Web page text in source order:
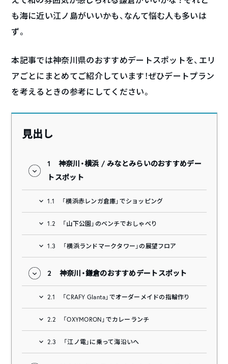
も海に近い江ノ島がいいかも、なんて悩む人も多いは
ず。
本記事では神奈川県のおすすめデートスポットを、エリ
アごとにまとめてご紹介しています！ぜひデートプラン
を考えるときの参考にしてください。
見出し
1
神奈川・横浜 / みなとみらいのおすすめデー
トスポット
1.1 「横浜赤レンガ倉庫」でショッピング
1.2 「山下公園」のベンチでおしゃべり
1.3 「横浜ランドマークタワー」の展望フロア
2 神奈川・鎌倉のおすすめデートスポット
2.1 「CRAFY Glanta」でオーダーメイドの指輪作り
2.2 「OXYMORON」でカレーランチ
2.3 「江ノ電」に乗って海沿いへ